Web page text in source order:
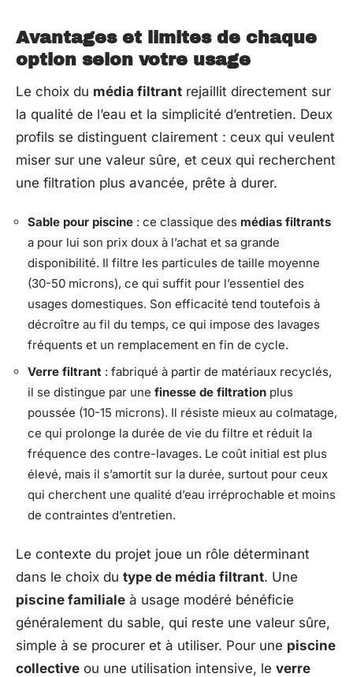
Avantages et limites de chaque
option selon votre usage
Le choix du média filtrant rejaillit directement sur
la qualité de l’eau et la simplicité d’entretien. Deux
profils se distinguent clairement : ceux qui veulent
miser sur une valeur sûre, et ceux qui recherchent
une filtration plus avancée, prête à durer.
Sable pour piscine : ce classique des médias filtrants
a pour lui son prix doux à l’achat et sa grande
disponibilité. Il filtre les particules de taille moyenne
(30-50 microns), ce qui suffit pour l’essentiel des
usages domestiques. Son efficacité tend toutefois à
décroître au fil du temps, ce qui impose des lavages
fréquents et un remplacement en fin de cycle.
Verre filtrant : fabriqué à partir de matériaux recyclés,
il se distingue par une finesse de filtration plus
poussée (10-15 microns). Il résiste mieux au colmatage,
ce qui prolonge la durée de vie du filtre et réduit la
fréquence des contre-lavages. Le coût initial est plus
élevé, mais il s’amortit sur la durée, surtout pour ceux
qui cherchent une qualité d’eau irréprochable et moins
de contraintes d’entretien.
Le contexte du projet joue un rôle déterminant
dans le choix du type de média filtrant. Une
piscine familiale à usage modéré bénéficie
généralement du sable, qui reste une valeur sûre,
simple à se procurer et à utiliser. Pour une piscine
collective ou une utilisation intensive, le verre